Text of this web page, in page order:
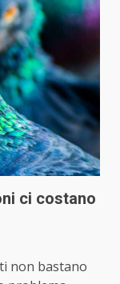
ci costano
non bastano